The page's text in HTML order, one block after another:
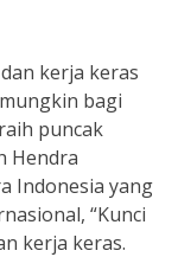
kerja keras
bagi
puncak
Hendra
Indonesia yang
“Kunci
kerja keras.